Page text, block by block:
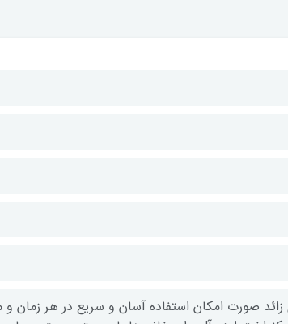
صورت امکان استفاده آسان و سریع در هر زمان